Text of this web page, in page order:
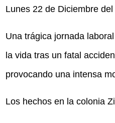
Lunes 22 de Diciembre
Una trágica jornada
la vida tras un fatal
provocando una intensa
Los hechos en la colonia